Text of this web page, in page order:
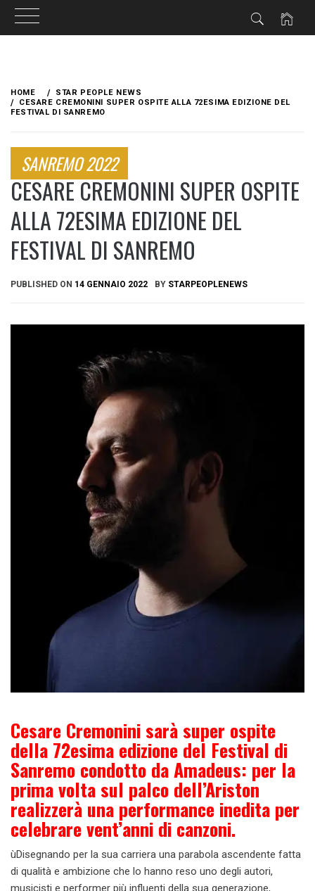
content
HOME
STAR PEOPLE NEWS
CESARE CREMONINI SUPER OSPITE ALLA 72ESIMA EDIZIONE DEL
FESTIVAL DI SANREMO
SANREMO 2022
CESARE CREMONINI SUPER OSPITE
ALLA 72ESIMA EDIZIONE DEL
FESTIVAL DI SANREMO
PUBLISHED ON 14 GENNAIO 2022 BY STARPEOPLENEWS
Cesare Cremonini sarà super ospite
della 72esima edizione del Festival di
Sanremo condotto da Amadeus: per la
prima volta sul palco dell’Ariston
realizzerà una performance inedita per
celebrare vent’anni di canzoni.
ùDisegnando per la sua carriera una parabola ascendente fatta
di qualità e ambizione che lo hanno reso uno degli autori,
musicisti e performer più influenti della sua generazione,